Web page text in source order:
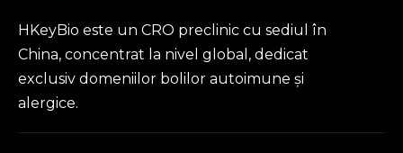
HKeyBio este un CRO preclinic cu sediul în
China, concentrat la nivel global, dedicat
exclusiv domeniilor bolilor autoimune și
alergice.